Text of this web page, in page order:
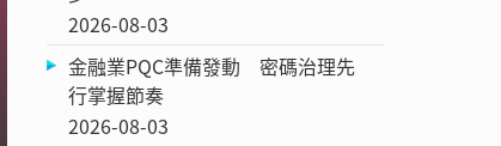
2026-08-03
金融業PQC準備發動 密碼治理先
行掌握節奏
2026-08-03